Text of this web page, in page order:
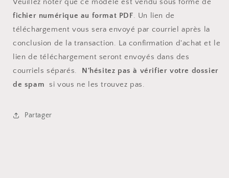
Veuillez noter que ce modèle est vendu sous forme de
fichier numérique au format PDF. Un lien de
téléchargement vous sera envoyé par courriel après la
conclusion de la transaction. La confirmation d'achat et le
lien de téléchargement seront envoyés dans des
courriels séparés. N'hésitez pas à vérifier votre dossier
de spam
si vous ne les trouvez pas.
Partager